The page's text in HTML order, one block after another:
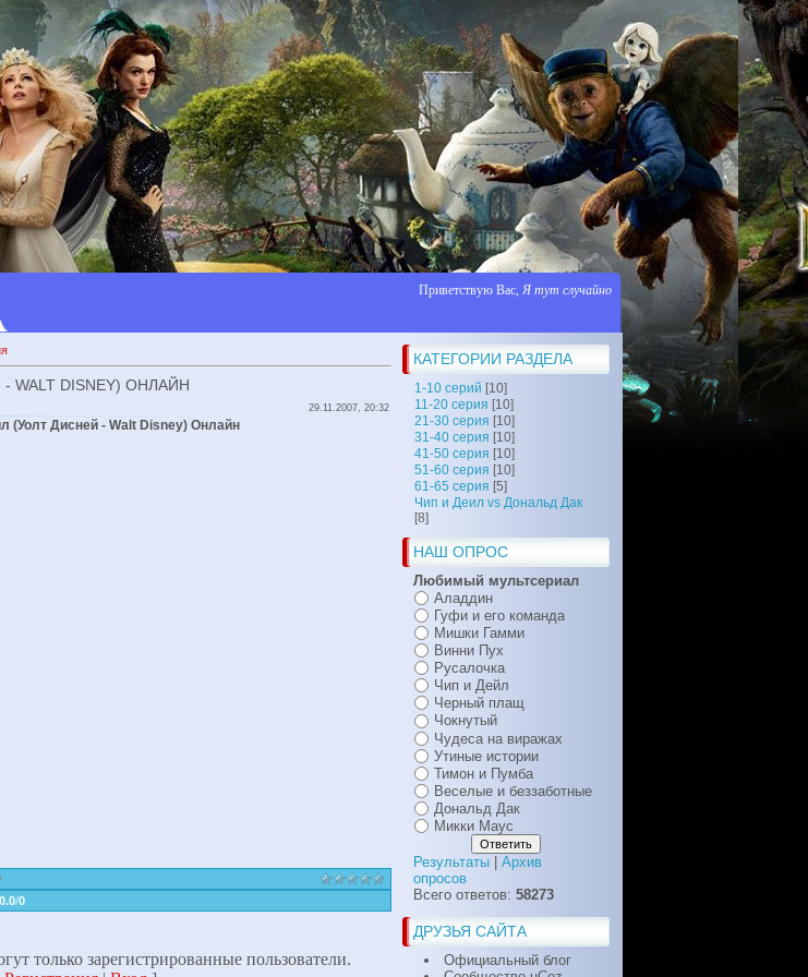
Приветствую Вас, Я тут случайно
КАТЕГОРИИ РАЗДЕЛА
1-10 серий [10]
11-20 серия [10]
21-30 серия [10]
31-40 серия [10]
41-50 серия [10]
51-60 серия [10]
61-65 серия [5]
Чип и Деил vs Дональд Дак
[8]
НАШ ОПРОС
Любимый мультсериал
Аладдин
Гуфи и его команда
Мишки Гамми
Винни Пух
Русалочка
Чип и Дейл
Черный плащ
Чокнутый
Чудеса на виражах
Утиные истории
Тимон и Пумба
Веселые и беззаботные
Дональд Дак
Микки Маус
Результаты
Архив
опросов
Всего ответов: 58273
ДРУЗЬЯ САЙТА
Официальный блог
DISNEY) ОНЛАЙН
29.11.2007, 20:32
(Уолт Дисней - Walt Disney) Онлайн
0.0/0
только зарегистрированные пользователи.